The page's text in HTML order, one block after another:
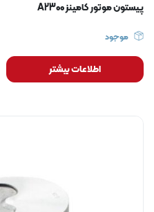
پیستون موتور کامینز A2300
موجود
اطلاعات بیشتر